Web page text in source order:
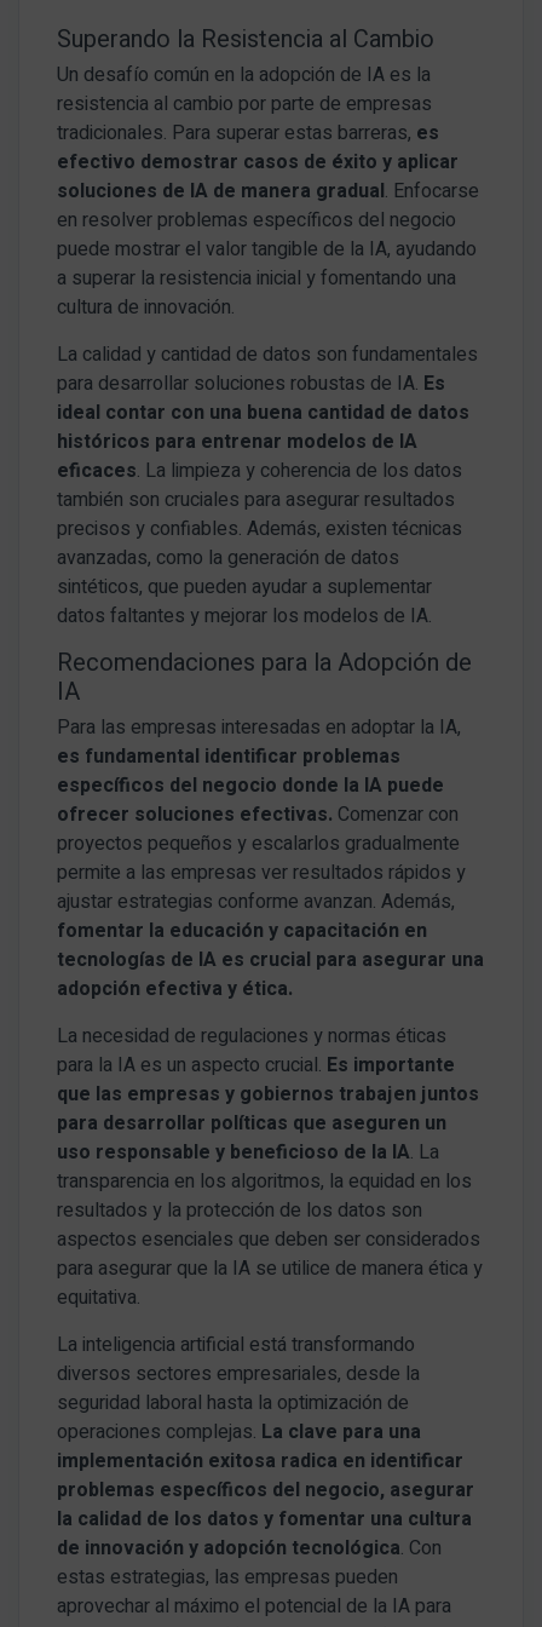
Superando la Resistencia al Cambio
Un desafío común en la adopción de IA es la
resistencia al cambio por parte de empresas
tradicionales. Para superar estas barreras, es
efectivo demostrar casos de éxito y aplicar
soluciones de IA de manera gradual. Enfocarse
en resolver problemas específicos del negocio
puede mostrar el valor tangible de la IA, ayudando
a superar la resistencia inicial y fomentando una
cultura de innovación.
La calidad y cantidad de datos son fundamentales
para desarrollar soluciones robustas de IA. Es
ideal contar con una buena cantidad de datos
históricos para entrenar modelos de IA
eficaces. La limpieza y coherencia de los datos
también son cruciales para asegurar resultados
precisos y confiables. Además, existen técnicas
avanzadas, como la generación de datos
sintéticos, que pueden ayudar a suplementar
datos faltantes y mejorar los modelos de IA.
Recomendaciones para la Adopción de
IA
Para las empresas interesadas en adoptar la IA,
es fundamental identificar problemas
específicos del negocio donde la IA puede
ofrecer soluciones efectivas. Comenzar con
proyectos pequeños y escalarlos gradualmente
permite a las empresas ver resultados rápidos y
ajustar estrategias conforme avanzan. Además,
fomentar la educación y capacitación en
tecnologías de IA es crucial para asegurar una
adopción efectiva y ética.
La necesidad de regulaciones y normas éticas
para la IA es un aspecto crucial. Es importante
que las empresas y gobiernos trabajen juntos
para desarrollar políticas que aseguren un
uso responsable y beneficioso de la IA. La
transparencia en los algoritmos, la equidad en los
resultados y la protección de los datos son
aspectos esenciales que deben ser considerados
para asegurar que la IA se utilice de manera ética y
equitativa.
La inteligencia artificial está transformando
diversos sectores empresariales, desde la
seguridad laboral hasta la optimización de
operaciones complejas. La clave para una
implementación exitosa radica en identificar
problemas específicos del negocio, asegurar
la calidad de los datos y fomentar una cultura
de innovación y adopción tecnológica. Con
estas estrategias, las empresas pueden
aprovechar al máximo el potencial de la IA para